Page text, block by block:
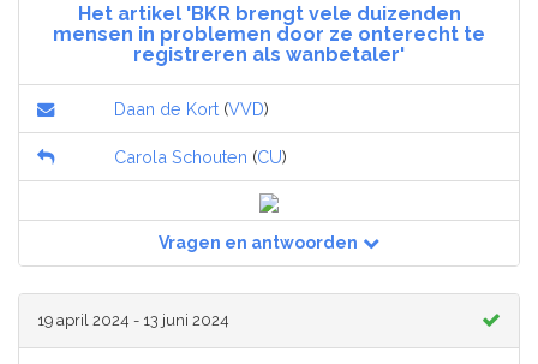
Het artikel 'BKR brengt vele duizenden
mensen in problemen door ze onterecht te
registreren als wanbetaler'
Daan de Kort (VVD)
Carola Schouten (CU)
Vragen en antwoorden
19 april 2024 - 13 juni 2024